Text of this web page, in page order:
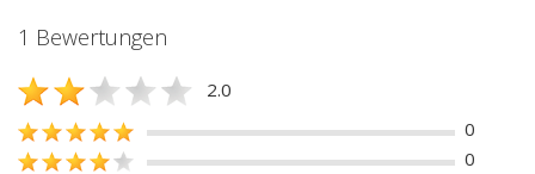
1 Bewertungen
2.0
0
0